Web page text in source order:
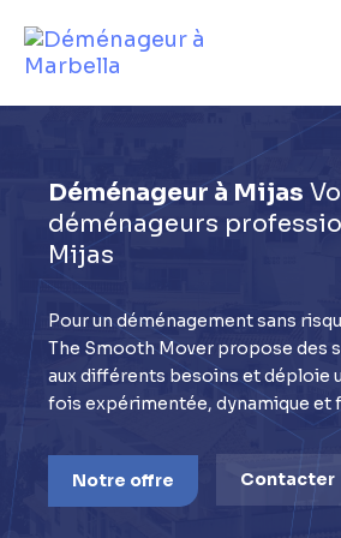
Déménageur à Mijas
déménageurs
Mijas
Pour un déménagement sans
The Smooth Mover propose des
aux différents besoins et déploie
fois expérimentée, dynamique et
Notre offre Contacter